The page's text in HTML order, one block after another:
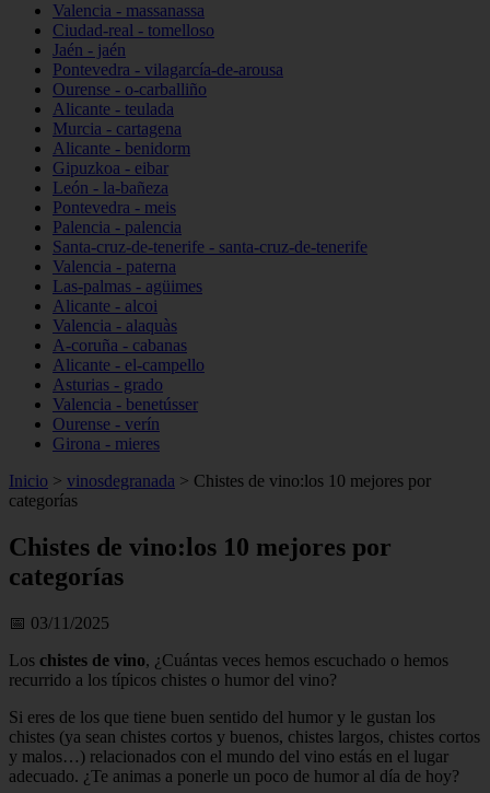
Valencia - massanassa
Ciudad-real - tomelloso
Jaén - jaén
Pontevedra - vilagarcía-de-arousa
Ourense - o-carballiño
Alicante - teulada
Murcia - cartagena
Alicante - benidorm
Gipuzkoa - eibar
León - la-bañeza
Pontevedra - meis
Palencia - palencia
Santa-cruz-de-tenerife - santa-cruz-de-tenerife
Valencia - paterna
Las-palmas - agüimes
Alicante - alcoi
Valencia - alaquàs
A-coruña - cabanas
Alicante - el-campello
Asturias - grado
Valencia - benetússer
Ourense - verín
Girona - mieres
Inicio > vinosdegranada > Chistes de vino:los 10 mejores por
categorías
Chistes de vino:los 10 mejores por
categorías
📅 03/11/2025
Los chistes de vino, ¿Cuántas veces hemos escuchado o hemos
recurrido a los típicos chistes o humor del vino?
Si eres de los que tiene buen sentido del humor y le gustan los
chistes (ya sean chistes cortos y buenos, chistes largos, chistes cortos
y malos…) relacionados con el mundo del vino estás en el lugar
adecuado. ¿Te animas a ponerle un poco de humor al día de hoy?